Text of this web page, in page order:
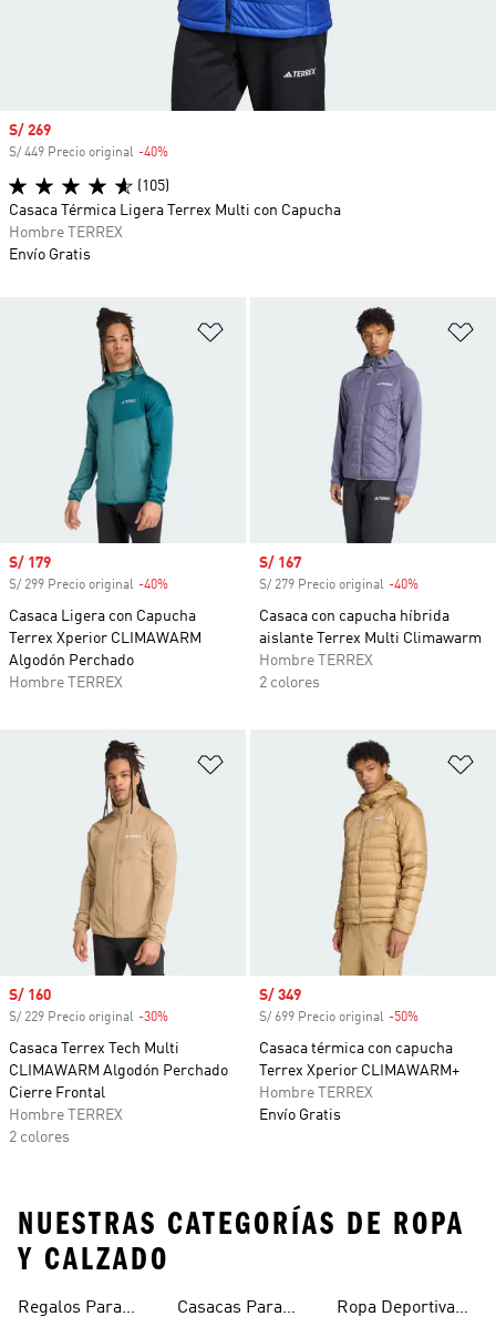
Añadir a la lista de deseos
Precio de venta
S/ 179
S/ 299 Precio original -40%
Casaca Ligera con Capucha
Terrex Xperior CLIMAWARM
Algodón Perchado
Hombre TERREX
Precio de venta
S/ 167
S/ 279 Precio original -40%
Casaca con capucha híbrida
aislante Terrex Multi Climawarm
Hombre TERREX
2 colores
Añadir a la lista de deseos
Precio de venta
S/ 160
S/ 229 Precio original -30%
Casaca Terrex Tech Multi
CLIMAWARM Algodón Perchado
Cierre Frontal
Hombre TERREX
2 colores
Precio de venta
S/ 349
S/ 699 Precio original -50%
Casaca térmica con capucha
Terrex Xperior CLIMAWARM+
Hombre TERREX
Envío Gratis
Precio de venta
S/ 269
S/ 449 Precio original -40%
(105)
Casaca Térmica Ligera Terrex Multi con Capucha
Hombre TERREX
Envío Gratis
NUESTRAS CATEGORÍAS DE ROPA
Y CALZADO
Regalos Para
Casacas Para
Ropa Deportiva